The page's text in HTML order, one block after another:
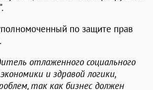
по защите прав
.
отлаженного социального
и здравой логики,
так как бизнес должен